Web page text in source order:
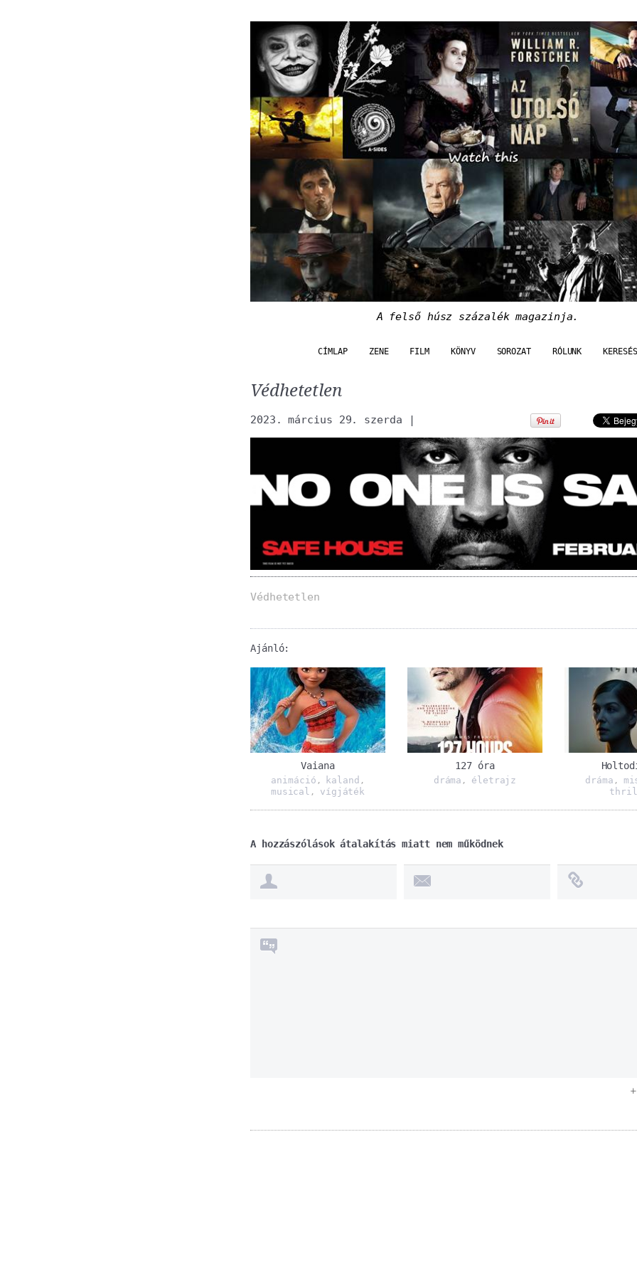
A felső húsz százalék magazinja.
CÍMLAP ZENE FILM KÖNYV SOROZAT RÓLUNK KERESÉS
Védhetetlen
2023. március 29. szerda |
Védhetetlen
Ajánló:
Vaiana
animáció , kaland ,
musical , vígjáték
127 óra
dráma , életrajz dráma ,
A hozzászólások átalakítás miatt nem működnek